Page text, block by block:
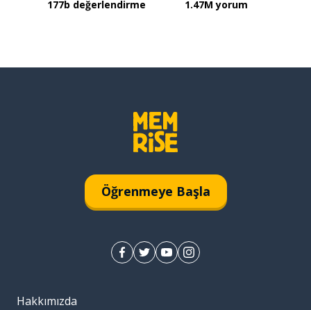
177b değerlendirme 1.47M yorum
Öğrenmeye Başla
Hakkımızda